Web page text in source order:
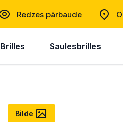
Redzes pārbaude
Brilles Saulesbrilles
Bilde